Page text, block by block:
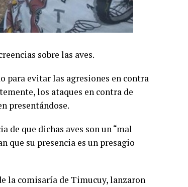
sobre las aves.
para evitar las agresiones en contra
los ataques en contra de
presentándose.
de que dichas aves son un “mal
que su presencia es un presagio
la comisaría de Timucuy, lanzaron